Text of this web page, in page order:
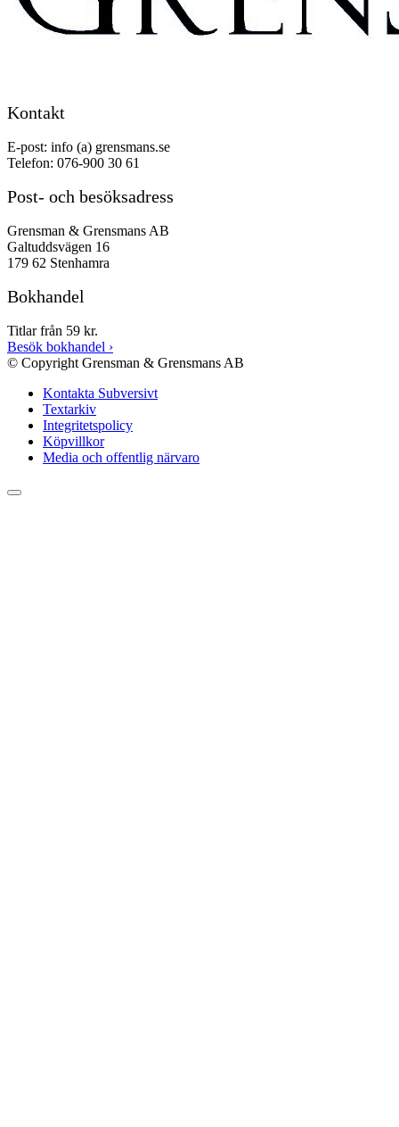
Kontakt
E-post: info (a) grensmans.se
Telefon: 076-900 30 61
Post- och besöksadress
Grensman & Grensmans AB
Galtuddsvägen 16
179 62 Stenhamra
Bokhandel
Titlar från 59 kr.
Besök bokhandel ›
© Copyright Grensman & Grensmans AB
Kontakta Subversivt
Textarkiv
Integritetspolicy
Köpvillkor
Media och offentlig närvaro
Rulla